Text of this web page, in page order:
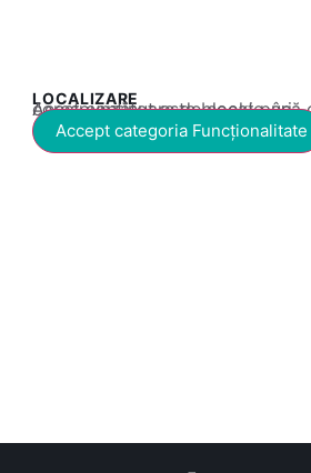
LOCALIZARE
Acest conținut este blocat până când acceptați categoria corespunzătoare de cookie-uri.
Accept categoria Funcționalitate